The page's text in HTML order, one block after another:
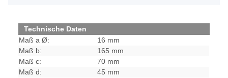
Technische Daten
Maß a Ø:
16 mm
Maß b:
165 mm
Maß c:
70 mm
Maß d:
45 mm